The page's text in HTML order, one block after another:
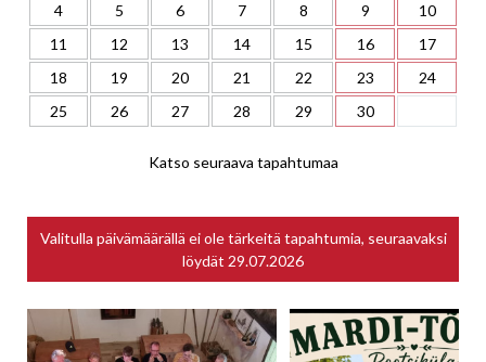
4
5 6 7 8 9
10
11
12 13 14 15 16
17
18
19 20 21 22 23
24
25
26 27 28 29 30
Katso seuraava tapahtumaa
Valitulla päivämäärällä ei ole tärkeitä tapahtumia, seuraavaksi
löydät 29.07.2026